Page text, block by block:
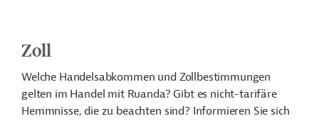
Zoll
Welche Handelsabkommen und Zollbestimmungen
gelten im Handel mit Ruanda? Gibt es nicht-tarifäre
Hemmnisse, die zu beachten sind? Informieren Sie sich